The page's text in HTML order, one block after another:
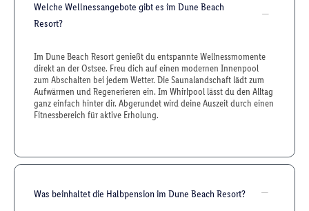
Welche Wellnessangebote gibt es im Dune Beach
Resort?
Im Dune Beach Resort genießt du entspannte Wellnessmomente
direkt an der Ostsee. Freu dich auf einen modernen Innenpool
zum Abschalten bei jedem Wetter. Die Saunalandschaft lädt zum
Aufwärmen und Regenerieren ein. Im Whirlpool lässt du den Alltag
ganz einfach hinter dir. Abgerundet wird deine Auszeit durch einen
Fitnessbereich für aktive Erholung.
Was beinhaltet die Halbpension im Dune Beach Resort?